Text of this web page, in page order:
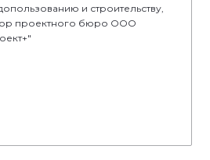
и строительству,
проектного бюро ООО